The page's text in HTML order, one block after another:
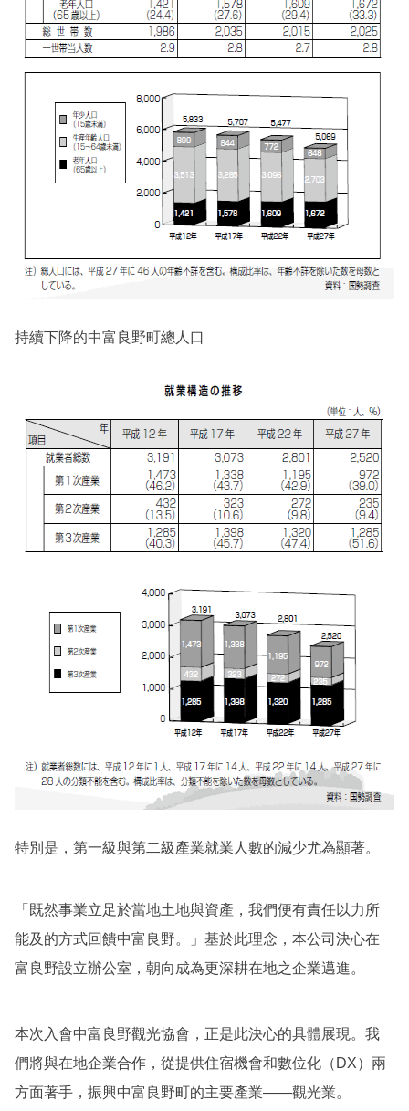
持續下降的中富良野町總人口
特別是，第一級與第二級產業就業人數的減少尤為顯著。
「既然事業立足於當地土地與資產，我們便有責任以力所
能及的方式回饋中富良野。」基於此理念，本公司決心在
富良野設立辦公室，朝向成為更深耕在地之企業邁進。
本次入會中富良野觀光協會，正是此決心的具體展現。我
們將與在地企業合作，從提供住宿機會和數位化（DX）兩
方面著手，振興中富良野町的主要產業——觀光業。